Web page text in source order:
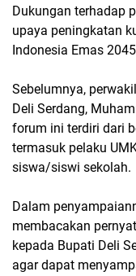
Dukungan terhadap
upaya peningkatan
Indonesia Emas
Sebelumnya,
Deli Serdang,
forum ini terdiri dari
termasuk pelaku
siswa/siswi sekolah.
Dalam
membacakan
kepada Bupati Deli
agar dapat